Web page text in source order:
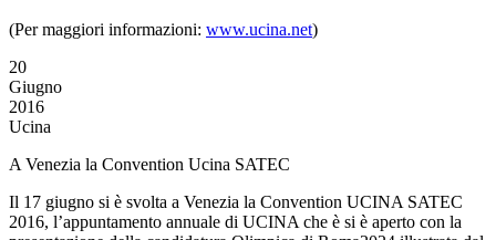
(Per maggiori informazioni: www.ucina.net)
20
Giugno
2016
Ucina
A Venezia la Convention Ucina SATEC
Il 17 giugno si è svolta a Venezia la Convention UCINA SATEC
2016, l’appuntamento annuale di UCINA che è si è aperto con la